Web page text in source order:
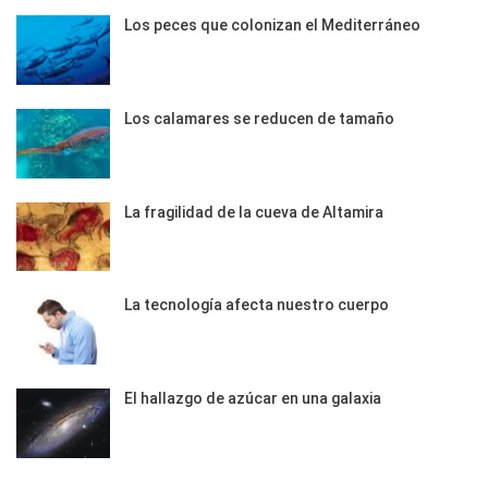
Los peces que colonizan el Mediterráneo
Los calamares se reducen de tamaño
La fragilidad de la cueva de Altamira
La tecnología afecta nuestro cuerpo
El hallazgo de azúcar en una galaxia